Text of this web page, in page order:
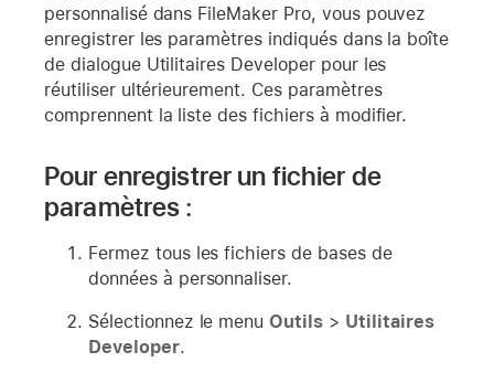
personnalisé dans FileMaker Pro, vous pouvez
enregistrer les paramètres indiqués dans la boîte
de dialogue Utilitaires Developer pour les
réutiliser ultérieurement. Ces paramètres
comprennent la liste des fichiers à modifier.
Pour enregistrer un fichier de
paramètres :
Fermez tous les fichiers de bases de
données à personnaliser.
Sélectionnez le menu Outils > Utilitaires
Developer.